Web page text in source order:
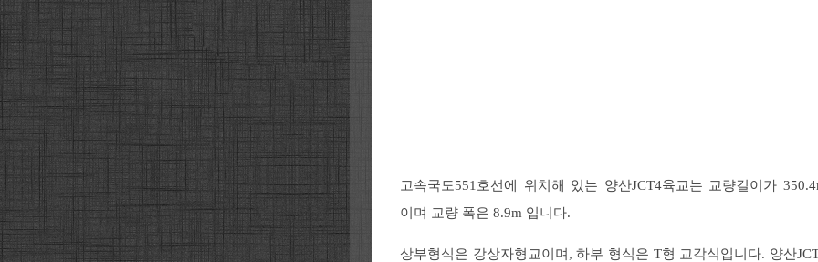
고속국도551호선에 위치해 있는 양산JCT4육교는 교량길이가
이며 교량 폭은 8.9m 입니다.
상부형식은 강상자형교이며, 하부 형식은 T형 교각식입니다. 양산